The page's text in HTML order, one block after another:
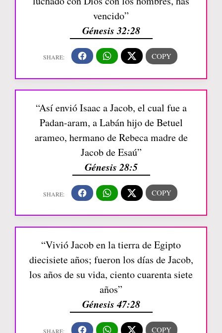
vencido”
Génesis 32:28
“Así envió Isaac a Jacob, el cual fue a
Padan-aram, a Labán hijo de Betuel
arameo, hermano de Rebeca madre de
Jacob de Esaú”
Génesis 28:5
“Vivió Jacob en la tierra de Egipto
diecisiete años; fueron los días de Jacob,
los años de su vida, ciento cuarenta siete
años”
Génesis 47:28